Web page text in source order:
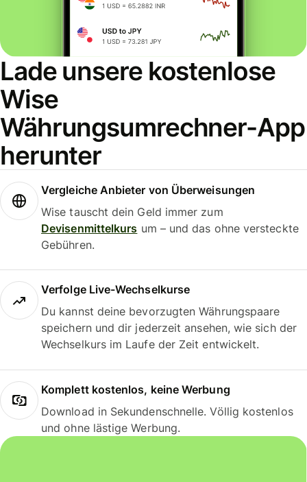
Lade unsere kostenlose
Wise
Währungsumrechner-App
herunter
Vergleiche Anbieter von Überweisungen
Wise tauscht dein Geld immer zum
Devisenmittelkurs um – und das ohne versteckte
Gebühren.
Verfolge Live-Wechselkurse
Du kannst deine bevorzugten Währungspaare
speichern und dir jederzeit ansehen, wie sich der
Wechselkurs im Laufe der Zeit entwickelt.
Komplett kostenlos, keine Werbung
Download in Sekundenschnelle. Völlig kostenlos
und ohne lästige Werbung.